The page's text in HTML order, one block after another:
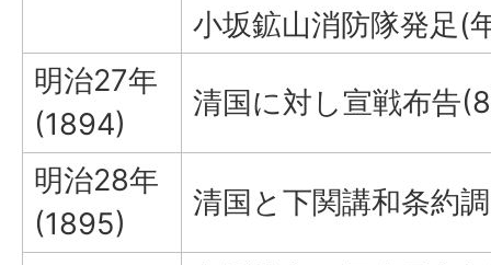
小坂鉱山消防隊発足(
明治27年
(1894)
清国に対し宣戦布告
明治28年
(1895)
清国と下関講和条約